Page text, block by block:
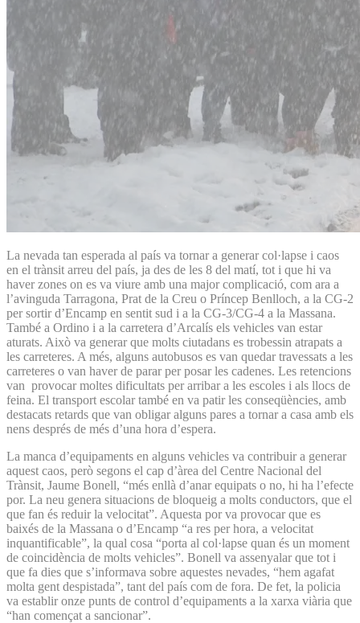
La nevada tan esperada al país va tornar a generar col·lapse i caos
en el trànsit arreu del país, ja des de les 8 del matí, tot i que hi va
haver zones on es va viure amb una major complicació, com ara a
l’avinguda Tarragona, Prat de la Creu o Príncep Benlloch, a la CG-2
per sortir d’Encamp en sentit sud i a la CG-3/CG-4 a la Massana.
També a Ordino i a la carretera d’Arcalís els vehicles van estar
aturats. Això va generar que molts ciutadans es trobessin atrapats a
les carreteres. A més, alguns autobusos es van quedar travessats a les
carreteres o van haver de parar per posar les cadenes. Les retencions
van provocar moltes dificultats per arribar a les escoles i als llocs de
feina. El transport escolar també en va patir les conseqüències, amb
destacats retards que van obligar alguns pares a tornar a casa amb els
nens després de més d’una hora d’espera.
La manca d’equipaments en alguns vehicles va contribuir a generar
aquest caos, però segons el cap d’àrea del Centre Nacional del
Trànsit, Jaume Bonell, “més enllà d’anar equipats o no, hi ha l’efecte
por. La neu genera situacions de bloqueig a molts conductors, que el
que fan és reduir la velocitat”. Aquesta por va provocar que es
baixés de la Massana o d’Encamp “a res per hora, a velocitat
inquantificable”, la qual cosa “porta al col·lapse quan és un moment
de coincidència de molts vehicles”. Bonell va assenyalar que tot i
que fa dies que s’informava sobre aquestes nevades, “hem agafat
molta gent despistada”, tant del país com de fora. De fet, la policia
va establir onze punts de control d’equipaments a la xarxa viària que
“han començat a sancionar”.